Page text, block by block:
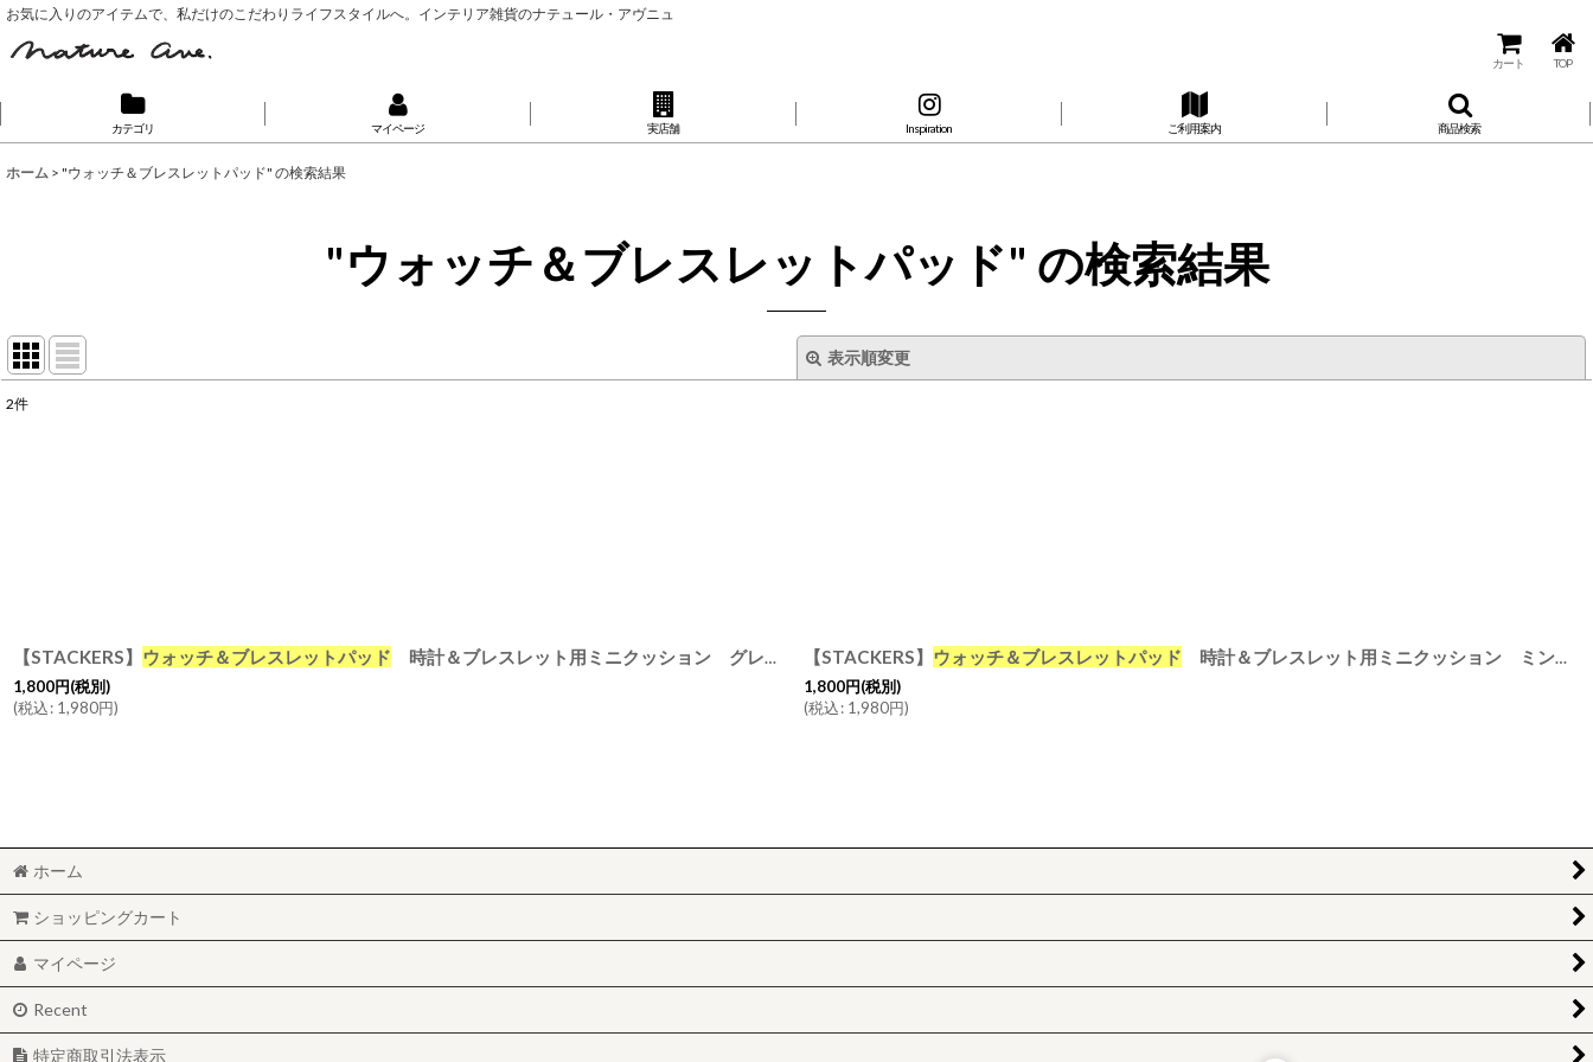
お気に入りのアイテムで、私だけのこだわりライフスタイルへ。インテリア雑貨のナテュール・アヴニュ
カート TOP
カテゴリ マイページ 実店舗 Inspiration ご利用案内 商品検索
ホーム > "ウォッチ＆ブレスレットパッド" の検索結果
"ウォッチ＆ブレスレットパッド" の検索結果
表示順変更
2件
【STACKERS】 ウォッチ＆ブレスレットパッド 時計＆ブレスレット用ミニクッション グレージュ グレイ グレイベージュ 3個仕切りに入る 時計＆ブレスレット用 ミニクッション スタッカーズ
1,800円(税別)
(税込: 1,980円)
【STACKERS】 ウォッチ＆ブレスレットパッド 時計＆ブレスレット用ミニクッション ミント ターコイズ 3個仕切りに入る 時計＆ブレスレット用 コットン ミニクッション スタッカーズ
1,800円(税別)
(税込: 1,980円)
ホーム
ショッピングカート
マイページ
Recent
特定商取引法表示